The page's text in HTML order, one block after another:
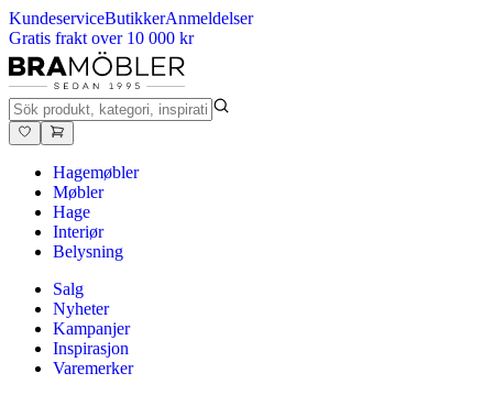
KundeserviceButikkerAnmeldelser
Gratis frakt over 10 000 kr
Hagemøbler
Møbler
Hage
Interiør
Belysning
Salg
Nyheter
Kampanjer
Inspirasjon
Varemerker